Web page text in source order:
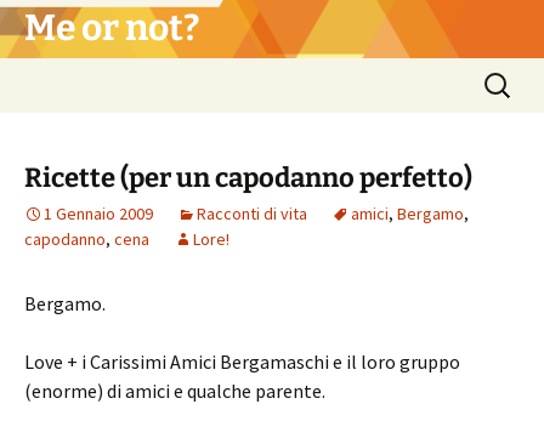
Vai
al Me or not?
Ricerca
per:
Ricette (per un capodanno perfetto)
1 Gennaio 2009 Racconti di vita amici, Bergamo,
capodanno, cena Lore!
Bergamo.
Love + i Carissimi Amici Bergamaschi e il loro gruppo
(enorme) di amici e qualche parente.